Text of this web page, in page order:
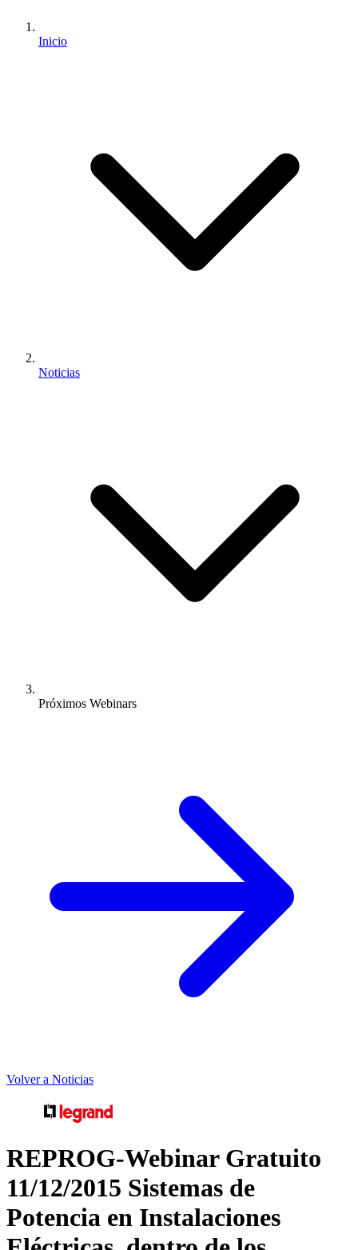
Inicio
Noticias
Próximos Webinars
Volver a Noticias
REPROG-Webinar Gratuito
11/12/2015 Sistemas de
Potencia en Instalaciones